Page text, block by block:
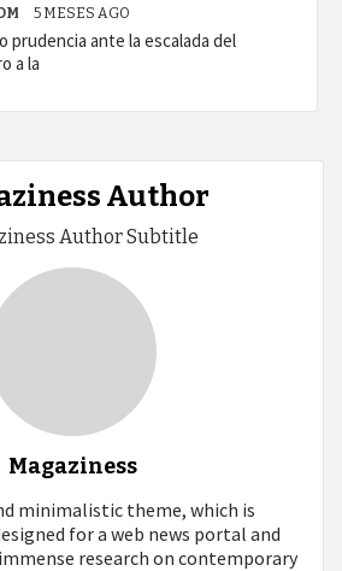
5 MESES AGO
prudencia ante la escalada del
a la
Author
Author Subtitle
Magaziness
minimalistic theme, which is
for a web news portal and
research on contemporary